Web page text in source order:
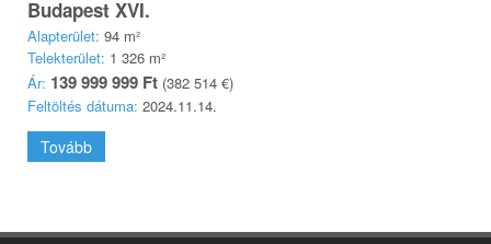
Budapest XVI.
Alapterület: 94 m²
Telekterület: 1 326 m²
Ár: 139 999 999 Ft (382 514 €)
Feltöltés dátuma: 2024.11.14.
Tovább